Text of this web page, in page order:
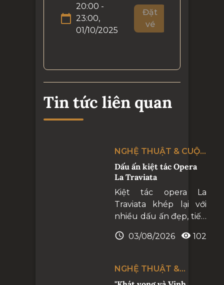
vang lên dưới sự trình
diễn của Dàn nhạc Nhà
hát Teatro Massimo, dàn
20:00 -
23:00,
01/10/2025
Đặt
vé
Tin tức liên quan
NGHỆ THUẬT & CUỘC
SỐNG
Dấu ấn kiệt tác Opera
La Traviata
Kiệt tác opera La
Traviata khép lại với
nhiều dấu ấn đẹp, tiếp
hát Hồ Gươm là điểm
chương trình nghệ
thuật hàn lâm đẳng
03/08/2026 102
NGHỆ THUẬT &
CUỘC SỐNG